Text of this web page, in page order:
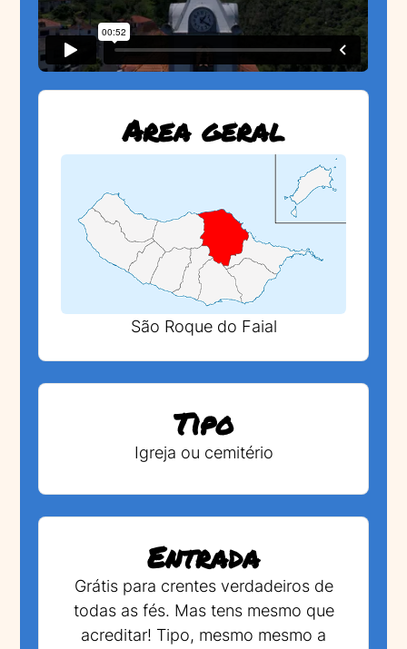
Area geral
São Roque do Faial
Tipo
Igreja ou cemitério
Entrada
Grátis para crentes verdadeiros de
todas as fés. Mas tens mesmo que
acreditar! Tipo, mesmo mesmo a